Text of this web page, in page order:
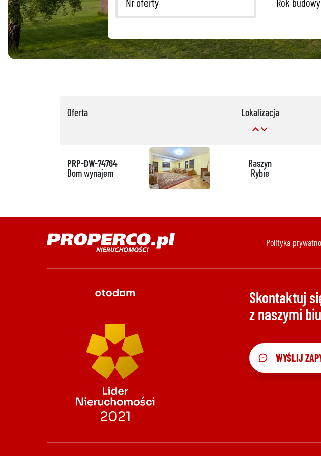
Oferta Lokalizacja
PRP-DW-74764
Dom wynajem
Raszyn
Rybie
Polityka
Skontaktuj
z naszymi
WYŚLIJ